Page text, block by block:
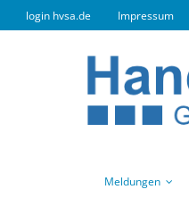
login hvsa.de Impressum
Meldungen